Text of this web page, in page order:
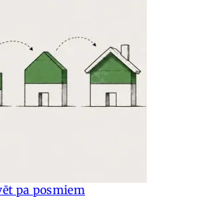
pa posmiem